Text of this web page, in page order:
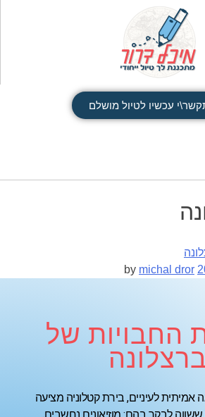
עכשיו לטיול מושלם
michal dror
החבויות של
אמיתית לעיניים, בירת קטלוניה מציעה